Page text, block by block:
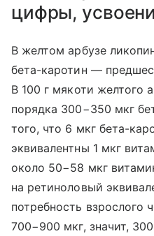
цифры,
В желтом арбузе
бета-каротин —
В 100 г мякоти желтого
порядка 300−350 мкг
того, что 6 мкг бета-
эквивалентны 1 мкг
около 50−58 мкг
на ретиноловый
потребность взрослого
700−900 мкг, значит,